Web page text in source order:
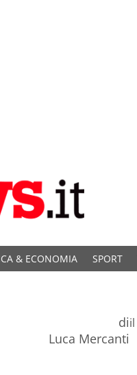
& ECONOMIA SPORT
di
Luca Mercanti
il